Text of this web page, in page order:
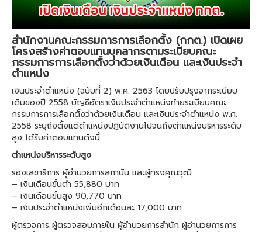
สำนักงานคณะกรรมการการเลือกตั้ง (กกต.) เปิดเผย
โครงสร้างค่าตอบแทนบุคลากรตามระเบียบคณะ
กรรมการการเลือกตั้งว่าด้วยเงินเดือน และเงินประจำ
ตำแหน่ง
เงินประจำตำแหน่ง (ฉบับที่ 2) พ.ศ. 2563 โดยปรับปรุงจากระเบียบ
เดิมของปี 2558 บัญชีอัตราเงินประจำตำแหน่งท้ายระเบียบคณะ
กรรมการการเลือกตั้งว่าด้วยเงินเดือน และเงินประจำตำแหน่ง พ.ศ.
2558 ระบุถึงตั้งแต่ตำแหน่งปฏิบัติงานไปจนถึงตำแหน่งบริหารระดับ
สูง ได้รับค่าตอบแทนดังนี้
ตำแหน่งบริหารระดับสูง
รองเลขาธิการ ผู้อำนวยการสถาบัน และผู้ทรงคุณวุฒิ
– เงินเดือนขั้นต่ำ 55,880 บาท
– เงินเดือนขั้นสูง 90,770 บาท
– เงินประจำตำแหน่งเพิ่มอีกเดือนละ 17,000 บาท
ผู้ตรวจการ ผู้ตรวจสอบภายใน ผู้อำนวยการสำนัก ผู้อำนวยการการ